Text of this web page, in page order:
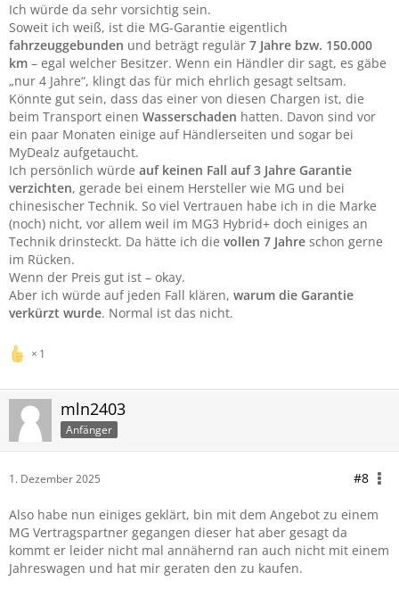
Ich würde da sehr vorsichtig sein.
Soweit ich weiß, ist die MG-Garantie eigentlich
fahrzeuggebunden und beträgt regulär 7 Jahre bzw. 150.000
km – egal welcher Besitzer. Wenn ein Händler dir sagt, es gäbe
„nur 4 Jahre“, klingt das für mich ehrlich gesagt seltsam.
Könnte gut sein, dass das einer von diesen Chargen ist, die
beim Transport einen Wasserschaden hatten. Davon sind vor
ein paar Monaten einige auf Händlerseiten und sogar bei
MyDealz aufgetaucht.
Ich persönlich würde auf keinen Fall auf 3 Jahre Garantie
verzichten, gerade bei einem Hersteller wie MG und bei
chinesischer Technik. So viel Vertrauen habe ich in die Marke
(noch) nicht, vor allem weil im MG3 Hybrid+ doch einiges an
Technik drinsteckt. Da hätte ich die vollen 7 Jahre schon gerne
im Rücken.
Wenn der Preis gut ist – okay.
Aber ich würde auf jeden Fall klären, warum die Garantie
verkürzt wurde. Normal ist das nicht.
1
mln2403
Anfänger
1. Dezember 2025 #8
Also habe nun einiges geklärt, bin mit dem Angebot zu einem
MG Vertragspartner gegangen dieser hat aber gesagt da
kommt er leider nicht mal annähernd ran auch nicht mit einem
Jahreswagen und hat mir geraten den zu kaufen.